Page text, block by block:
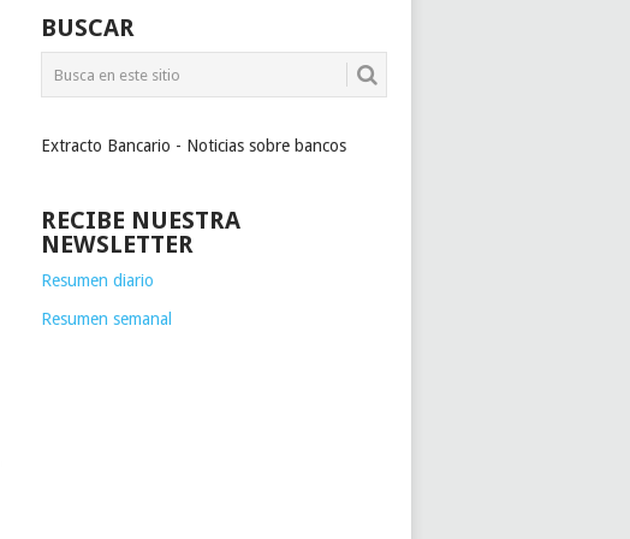
BUSCAR
Extracto Bancario - Noticias sobre bancos
RECIBE NUESTRA
NEWSLETTER
Resumen diario
Resumen semanal